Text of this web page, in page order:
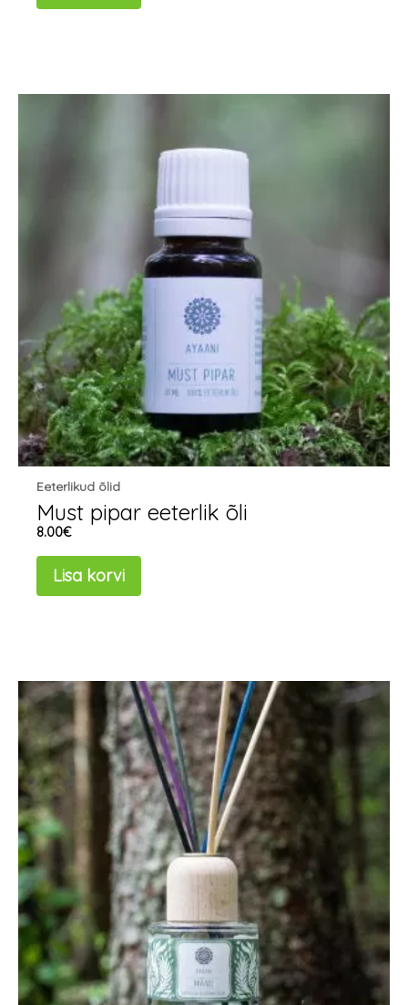
Eeterlikud õlid
Must pipar eeterlik õli
8.00€
Lisa korvi